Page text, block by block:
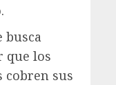
busca
que los
cobren sus